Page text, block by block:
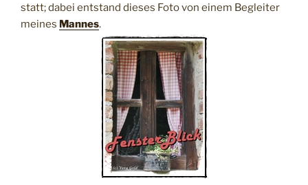
statt; dabei entstand dieses Foto von einem Begleiter
meines Mannes.